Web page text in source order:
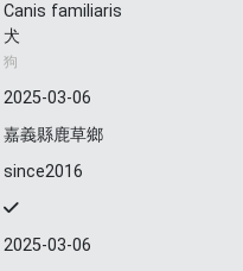
Canis familiaris
犬
狗
2025-03-06
嘉義縣鹿草鄉
since2016
2025-03-06